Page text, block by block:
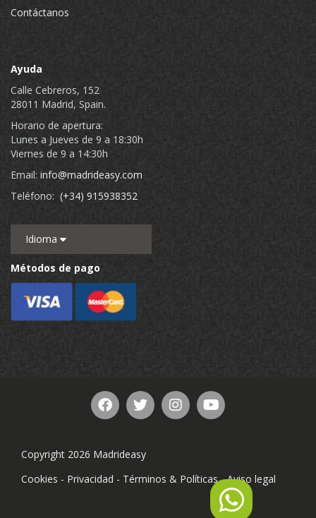
Contáctanos
Ayuda
Calle Cebreros, 152
28011 Madrid, Spain.
Horario de apertura:
Lunes a Jueves de 9 a 18:30h
Viernes de 9 a 14:30h
Email: info@madrideasy.com
Teléfono: (+34) 915938352
Idioma
Métodos de pago
Copyright 2026 Madrideasy
Cookies - Privacidad - Términos & Políticas-Aviso legal